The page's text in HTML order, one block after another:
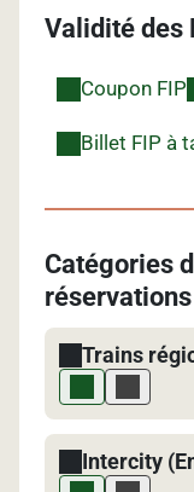
Validité des
Coupon FIP
Billet FIP à
Catégories
réservations
Trains
Intercity